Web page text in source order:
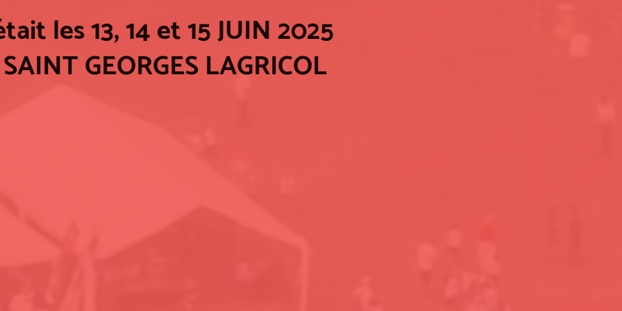
les 13, 14 et 15 JUIN 2025
GEORGES LAGRICOL